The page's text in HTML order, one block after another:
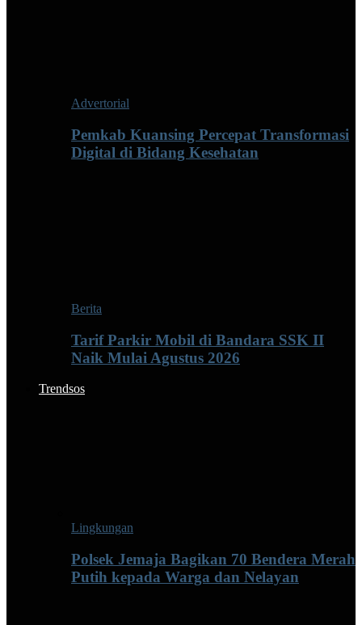
Advertorial
Pemkab Kuansing Percepat Transformasi
Digital di Bidang Kesehatan
Berita
Tarif Parkir Mobil di Bandara SSK II
Naik Mulai Agustus 2026
Trendsos
Lingkungan
Polsek Jemaja Bagikan 70 Bendera Merah
Putih kepada Warga dan Nelayan